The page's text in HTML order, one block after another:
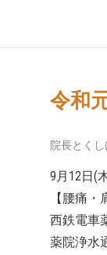
令和
院長とくし
9月12日(
【腰痛
西鉄電車
薬院浄水